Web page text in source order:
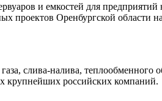
и емкостей для
проектов Оренбургской области
слива-налива, теплообменного
крупнейших российских компаний.